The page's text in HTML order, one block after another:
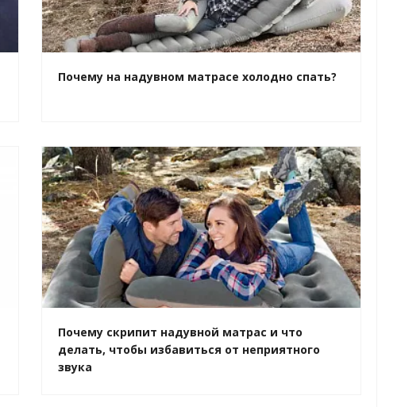
Почему на надувном матрасе холодно спать?
Почему скрипит надувной матрас и что
делать, чтобы избавиться от неприятного
звука